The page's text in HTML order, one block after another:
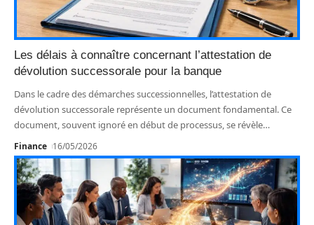
Les délais à connaître concernant l’attestation de
dévolution successorale pour la banque
Dans le cadre des démarches successionnelles, l’attestation de
dévolution successorale représente un document fondamental. Ce
document, souvent ignoré en début de processus, se révèle…
Finance 16/05/2026